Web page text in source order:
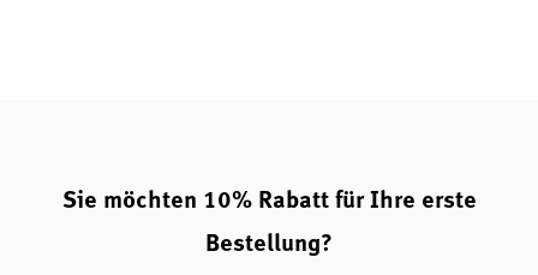
Sie möchten 10% Rabatt für Ihre erste
Bestellung?